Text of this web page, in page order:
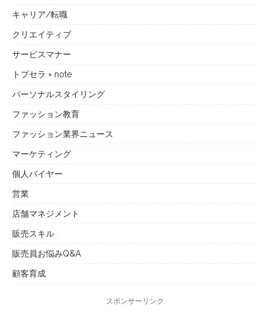
キャリア/転職
クリエイティブ
サービスマナー
トプセラ × note
パーソナルスタイリング
ファッション教育
ファッション業界ニュース
マーケティング
個人バイヤー
営業
店舗マネジメント
販売スキル
販売員お悩みQ&A
顧客育成
スポンサーリンク